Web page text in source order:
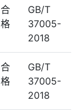
合
格
GB/T
37005-
2018
合
格
GB/T
37005-
2018